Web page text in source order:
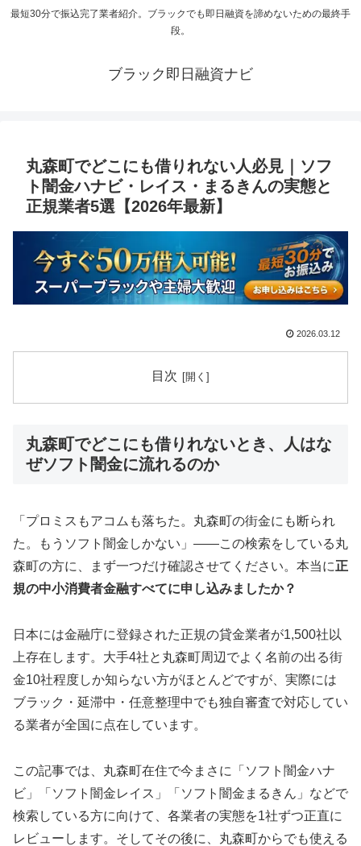
最短30分で振込完了業者紹介。ブラックでも即日融資を諦めないための最終手
段。
ブラック即日融資ナビ
丸森町でどこにも借りれない人必見｜ソフ
ト闇金ハナビ・レイス・まるきんの実態と
正規業者5選【2026年最新】
2026.03.12
目次
丸森町でどこにも借りれないとき、人はな
ぜソフト闇金に流れるのか
「プロミスもアコムも落ちた。丸森町の街金にも断られ
た。もうソフト闇金しかない」——この検索をしている丸
森町の方に、まず一つだけ確認させてください。本当に正
規の中小消費者金融すべてに申し込みましたか？
日本には金融庁に登録された正規の貸金業者が1,500社以
上存在します。大手4社と丸森町周辺でよく名前の出る街
金10社程度しか知らない方がほとんどですが、実際には
ブラック・延滞中・任意整理中でも独自審査で対応してい
る業者が全国に点在しています。
この記事では、丸森町在住で今まさに「ソフト闇金ハナ
ビ」「ソフト闇金レイス」「ソフト闇金まるきん」などで
検索している方に向けて、各業者の実態を1社ずつ正直に
レビューします。そしてその後に、丸森町からでも使える